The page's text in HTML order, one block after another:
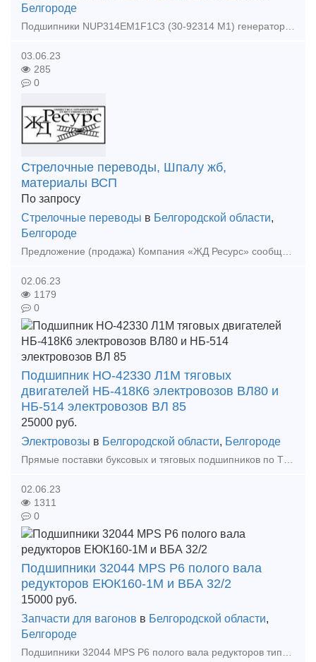
Белгороде
Подшипники NUP314EM1F1C3 (30-92314 М1) генераторов пассажирских вагонов и тяговых двигателей электропоездов ЭР200. Сертификаты качества, соответствия товара. Поставка от официального пр
03.06.23
285
0
Стрелочные переводы, Шпалу жб,
материалы ВСП
По запросу
Стрелочные переводы в Белгородской области,
Белгороде
Предложение (продажа) Компания «ЖД Ресурс» сообщает о возможности отгрузки, в адрес Вашего предприятия следующей ж/д продукции: - Механизм ручной переводно
02.06.23
1179
0
Подшипник НО-42330 Л1М тяговых
двигателей НБ-418К6 электровозов ВЛ80 и
НБ-514 электровозов ВЛ 85
25000 руб.
Электровозы в Белгородской области, Белгороде
Прямые поставки буксовых и тяговых подшипников по ТУ ВНИИП.048-1-00 от заводов ЕПК и ХАРП. Мы успешно поставляем этот недоступный для небольших ЖД потребителей и строго квотируемый, деф
02.06.23
1311
0
Подшипники 32044 MPS P6 полого вала
редукторов ЕЮК160-1М и ВБА 32/2
15000 руб.
Запчасти для вагонов в Белгородской области,
Белгороде
Подшипники 32044 MPS P6 полого вала редукторов типов ЕЮК160-1М и ВБА 32/2 привода генератора от средней части оси колёсной пары пассажирских вагонов. От европейского завода-производителя 2017